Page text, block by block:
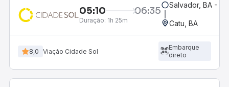
05:10 06:35
Duração: 1h 25m
Salvador, BA -
Catu, BA
8,0 Viação Cidade Sol
Embarque
direto